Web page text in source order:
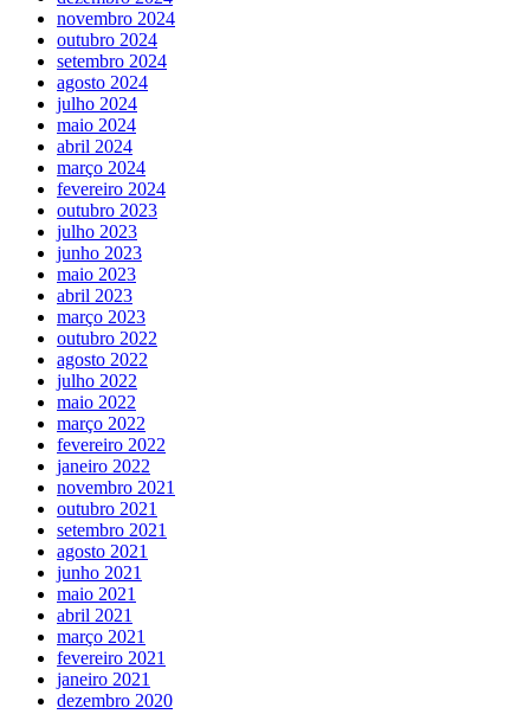
novembro 2024
outubro 2024
setembro 2024
agosto 2024
julho 2024
maio 2024
abril 2024
março 2024
fevereiro 2024
outubro 2023
julho 2023
junho 2023
maio 2023
abril 2023
março 2023
outubro 2022
agosto 2022
julho 2022
maio 2022
março 2022
fevereiro 2022
janeiro 2022
novembro 2021
outubro 2021
setembro 2021
agosto 2021
junho 2021
maio 2021
abril 2021
março 2021
fevereiro 2021
janeiro 2021
dezembro 2020